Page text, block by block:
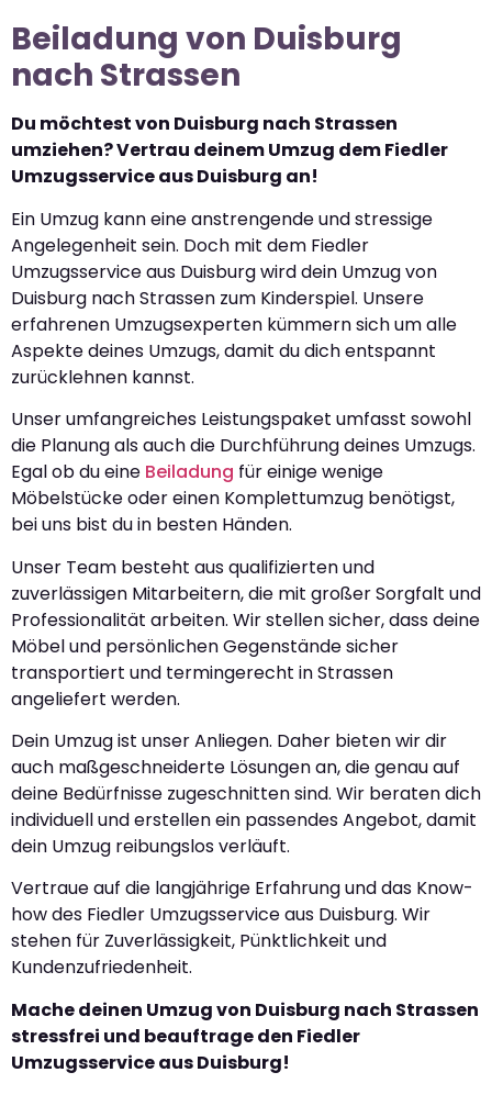
Beiladung von Duisburg
nach Strassen
Du möchtest von Duisburg nach Strassen
umziehen? Vertrau deinem Umzug dem Fiedler
Umzugsservice aus Duisburg an!
Ein Umzug kann eine anstrengende und stressige
Angelegenheit sein. Doch mit dem Fiedler
Umzugsservice aus Duisburg wird dein Umzug von
Duisburg nach Strassen zum Kinderspiel. Unsere
erfahrenen Umzugsexperten kümmern sich um alle
Aspekte deines Umzugs, damit du dich entspannt
zurücklehnen kannst.
Unser umfangreiches Leistungspaket umfasst sowohl
die Planung als auch die Durchführung deines Umzugs.
Egal ob du eine Beiladung für einige wenige
Möbelstücke oder einen Komplettumzug benötigst,
bei uns bist du in besten Händen.
Unser Team besteht aus qualifizierten und
zuverlässigen Mitarbeitern, die mit großer Sorgfalt und
Professionalität arbeiten. Wir stellen sicher, dass deine
Möbel und persönlichen Gegenstände sicher
transportiert und termingerecht in Strassen
angeliefert werden.
Dein Umzug ist unser Anliegen. Daher bieten wir dir
auch maßgeschneiderte Lösungen an, die genau auf
deine Bedürfnisse zugeschnitten sind. Wir beraten dich
individuell und erstellen ein passendes Angebot, damit
dein Umzug reibungslos verläuft.
Vertraue auf die langjährige Erfahrung und das Know-
how des Fiedler Umzugsservice aus Duisburg. Wir
stehen für Zuverlässigkeit, Pünktlichkeit und
Kundenzufriedenheit.
Mache deinen Umzug von Duisburg nach Strassen
stressfrei und beauftrage den Fiedler
Umzugsservice aus Duisburg!